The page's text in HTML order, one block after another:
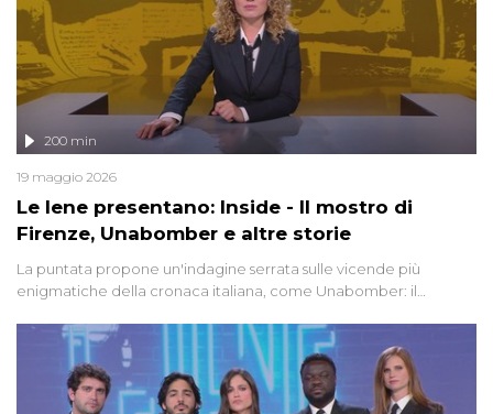
Le Iene presentano: Inside - Il mostro di
Firenze, Unabomber e altre storie
200 min
19 maggio 2026
La puntata propone un'indagine serrata sulle vicende più
enigmatiche della cronaca italiana, come Unabomber: il
'90 e il 2000 che, inquietantemente, potrebbe essere ancora in
libertà. Lo speciale affronta inoltre le zone d'ombra sul Mostro di
Firenze, le cui responsabilità appaiono ancora oggi avvolte in un
groviglio di dubbi mai chiariti. Nel corso dello speciale anche